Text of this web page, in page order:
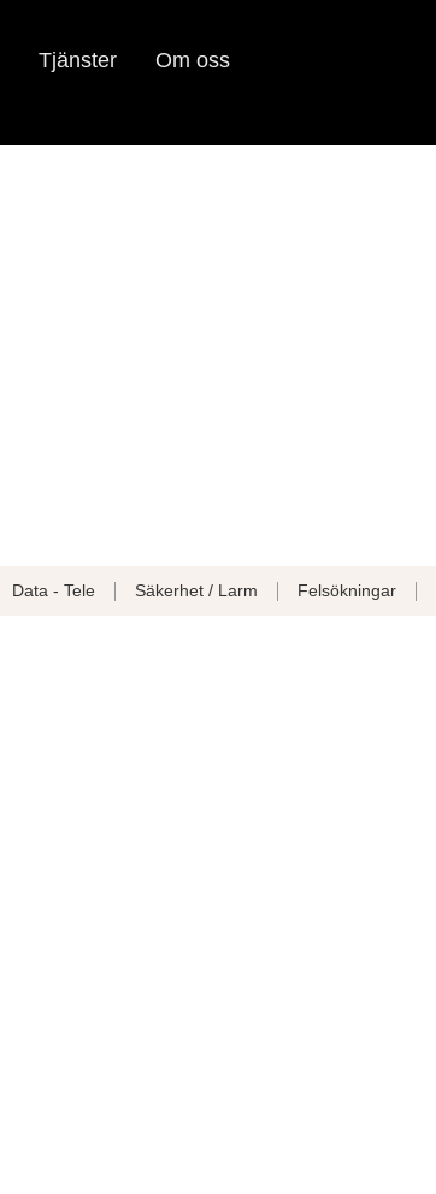
Tjänster Om oss
Data - Tele Säkerhet / Larm Felsökningar